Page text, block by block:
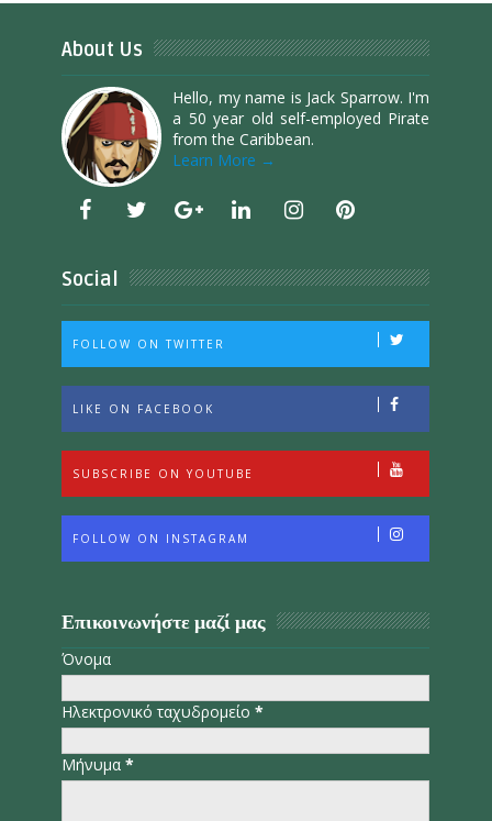
About Us
Hello, my name is Jack Sparrow. I'm
a 50 year old self-employed Pirate
from the Caribbean.
Learn More →
Social
FOLLOW ON TWITTER
LIKE ON FACEBOOK
SUBSCRIBE ON YOUTUBE
FOLLOW ON INSTAGRAM
Επικοινωνήστε μαζί μας
Όνομα
Ηλεκτρονικό ταχυδρομείο*
Μήνυμα*